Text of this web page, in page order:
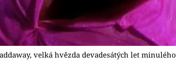
velká hvězda devadesátých let